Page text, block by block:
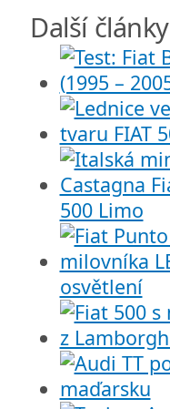
Další články
500 Limo
osvětlení